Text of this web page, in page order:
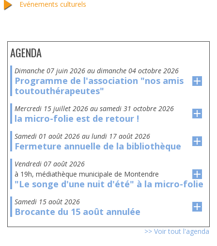
Evénements culturels
AGENDA
dimanche 07 juin 2026 au dimanche 04 octobre 2026
Programme de l'association "nos amis
toutouthérapeutes"
mercredi 15 juillet 2026 au samedi 31 octobre 2026
la micro-folie est de retour !
samedi 01 août 2026 au lundi 17 août 2026
Fermeture annuelle de la bibliothèque
vendredi 07 août 2026
à 19h, médiathèque municipale de Montendre
"Le songe d'une nuit d'été" à la micro-folie
samedi 15 août 2026
Brocante du 15 août annulée
>> Voir tout l'agenda